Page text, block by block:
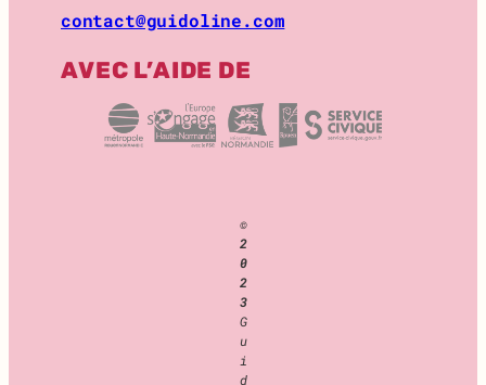
G
E
contact@guidoline.com
AVEC L’AIDE DE
©
2
0
2
3
G
u
i
d